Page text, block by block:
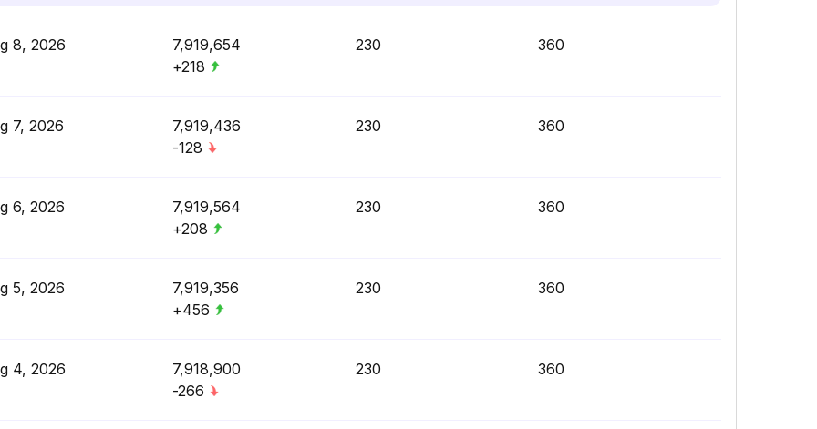
8, 2026
7,919,654
+218
230 360
7, 2026
7,919,436
-128
230 360
6, 2026
7,919,564
+208
230 360
5, 2026
7,919,356
+456
230 360
4, 2026
7,918,900
-266
230 360